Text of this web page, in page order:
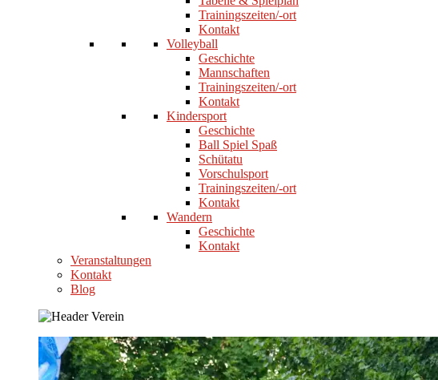
Trainingszeiten/-ort
Kontakt
Volleyball
Geschichte
Mannschaften
Trainingszeiten/-ort
Kontakt
Kindersport
Geschichte
Ball Spiel Spaß
Schütatu
Vorschulsport
Trainingszeiten/-ort
Kontakt
Wandern
Geschichte
Kontakt
Veranstaltungen
Kontakt
Blog